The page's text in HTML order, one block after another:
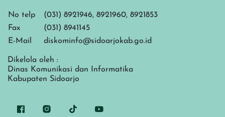
No telp
(031) 8921946, 8921960, 8921853
Fax
(031) 8941145
E-Mail
diskominfo@sidoarjokab.go.id
Dikelola oleh :
Dinas Komunikasi dan Informatika
Kabupaten Sidoarjo